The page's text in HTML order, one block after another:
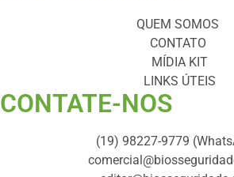
QUEM SOMOS
CONTATO
MÍDIA KIT
LINKS ÚTEIS
CONTATE-NOS ​
(19) 98227-9779